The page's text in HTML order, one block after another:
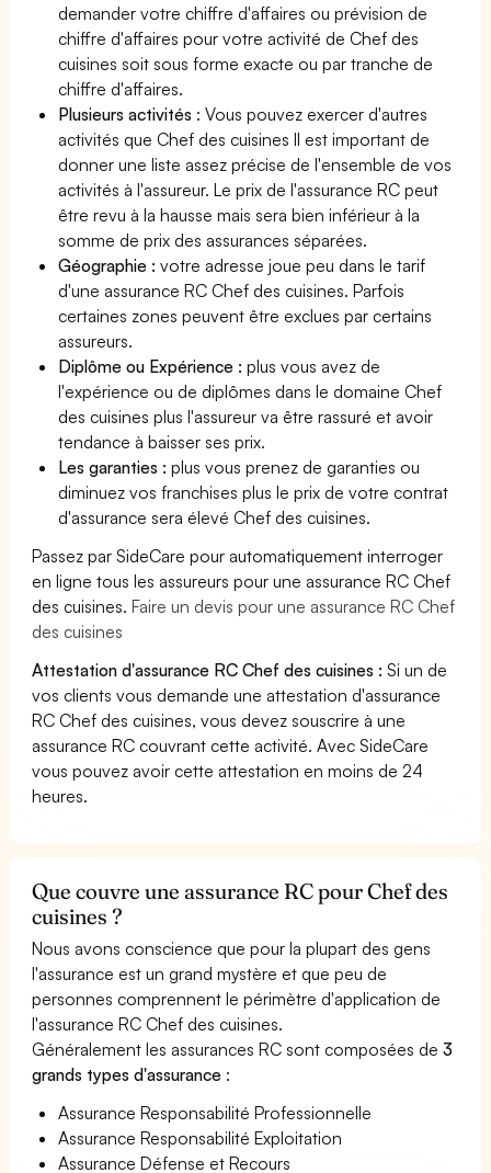
demander votre chiffre d'affaires ou prévision de
chiffre d'affaires pour votre activité de Chef des
cuisines soit sous forme exacte ou par tranche de
chiffre d'affaires.
Plusieurs activités : Vous pouvez exercer d'autres
activités que Chef des cuisines Il est important de
donner une liste assez précise de l'ensemble de vos
activités à l'assureur. Le prix de l'assurance RC peut
être revu à la hausse mais sera bien inférieur à la
somme de prix des assurances séparées.
Géographie :votre adresse joue peu dans le tarif
d'une assurance RC Chef des cuisines. Parfois
certaines zones peuvent être exclues par certains
assureurs.
Diplôme ou Expérience :plus vous avez de
l'expérience ou de diplômes dans le domaine Chef
des cuisines plus l'assureur va être rassuré et avoir
tendance à baisser ses prix.
Les garanties :plus vous prenez de garanties ou
diminuez vos franchises plus le prix de votre contrat
d'assurance sera élevé Chef des cuisines.
Passez par SideCare pour automatiquement interroger
en ligne tous les assureurs pour une assurance RC Chef
des cuisines.Faire un devis pour une assurance RC Chef
des cuisines
Attestation d'assurance RC Chef des cuisines : Si un de
vos clients vous demande une attestation d'assurance
RC Chef des cuisines, vous devez souscrire à une
assurance RC couvrant cette activité. Avec SideCare
vous pouvez avoir cette attestation en moins de 24
heures.
Que couvre une assurance RC pour Chef des
cuisines ?
Nous avons conscience que pour la plupart des gens
l'assurance est un grand mystère et que peu de
personnes comprennent le périmètre d'application de
l'assurance RC Chef des cuisines.
Généralement les assurances RC sont composées de3
grands types d'assurance :
Assurance Responsabilité Professionnelle
Assurance Responsabilité Exploitation
Assurance Défense et Recours